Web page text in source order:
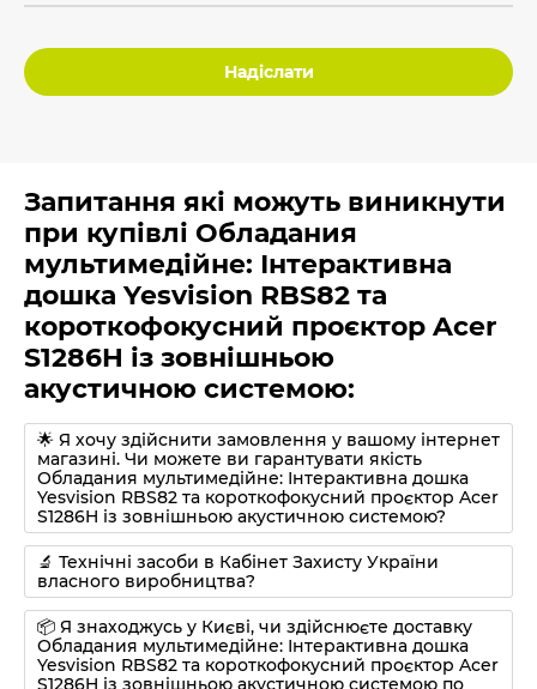
Надіслати
Запитання які можуть виникнути
при купівлі Обладания
мультимедійне: Інтерактивна
дошка Yesvision RBS82 та
короткофокусний проєктор Acer
S1286H із зовнішньою
акустичною системою:
🌟 Я хочу здійснити замовлення у вашому інтернет
магазині. Чи можете ви гарантувати якість
Обладания мультимедійне: Інтерактивна дошка
Yesvision RBS82 та короткофокусний проєктор Acer
S1286H із зовнішньою акустичною системою?
🔬 Технічні засоби в Кабінет Захисту України
власного виробництва?
📦 Я знаходжусь у Києві, чи здійснюєте доставку
Обладания мультимедійне: Інтерактивна дошка
Yesvision RBS82 та короткофокусний проєктор Acer